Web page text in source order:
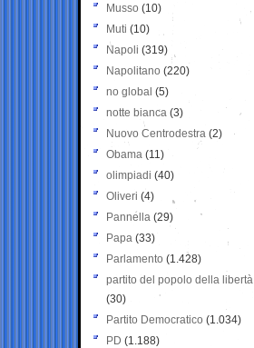
Musso (10)
Muti (10)
Napoli (319)
Napolitano (220)
no global (5)
notte bianca (3)
Nuovo Centrodestra (2)
Obama (11)
olimpiadi (40)
Oliveri (4)
Pannella (29)
Papa (33)
Parlamento (1.428)
partito del popolo della libertà
(30)
Partito Democratico (1.034)
PD (1.188)